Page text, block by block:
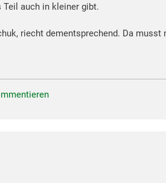
Teil auch in kleiner gibt.
riecht dementsprechend. Da